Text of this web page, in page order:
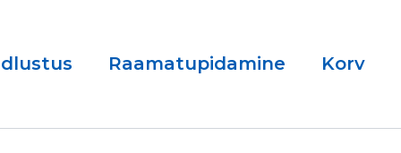
Raamatupidamine Korv